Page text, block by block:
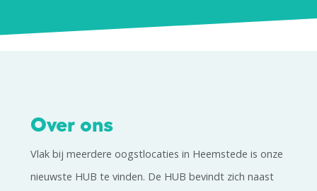
Over ons
Vlak bij meerdere oogstlocaties in Heemstede is onze
nieuwste HUB te vinden. De HUB bevindt zich naast